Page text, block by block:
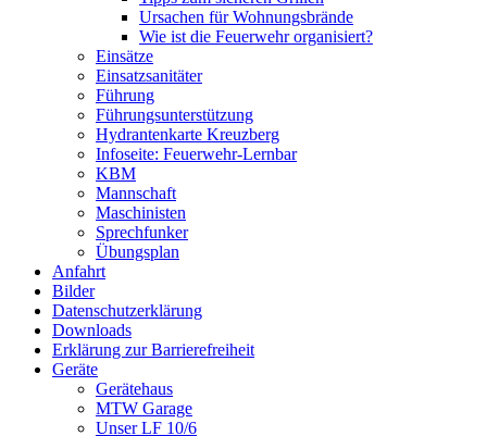
Ursachen für Wohnungsbrände
Wie ist die Feuerwehr organisiert?
Einsätze
Einsatzsanitäter
Führung
Führungsunterstützung
Hydrantenkarte Kreuzberg
Infoseite: Feuerwehr-Lernbar
KBM
Mannschaft
Maschinisten
Sprechfunker
Übungsplan
Anfahrt
Bilder
Datenschutzerklärung
Downloads
Erklärung zur Barriere­frei­heit
Geräte
Gerätehaus
MTW Garage
Unser LF 10/6